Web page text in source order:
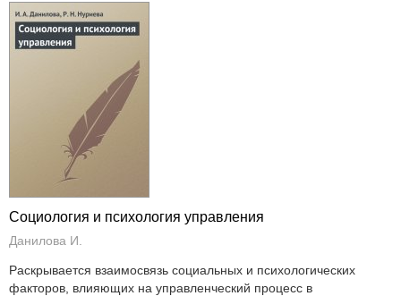
Социология и психология управления
Данилова И.
Раскрывается взаимосвязь социальных и психологических
факторов, влияющих на управленческий процесс в